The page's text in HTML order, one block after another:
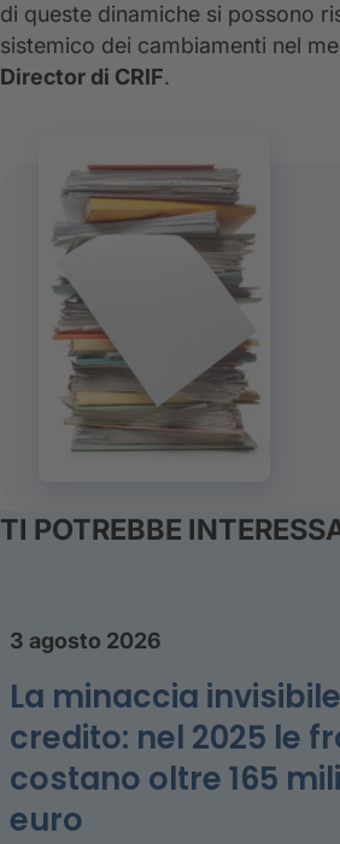
di queste dinamiche si possono
sistemico dei cambiamenti nel
Director di CRIF.
TI POTREBBE
3 agosto 2026
La minaccia
credito: nel 2025 le
costano oltre 165
euro